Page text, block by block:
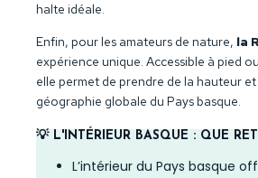
halte idéale.
Enfin, pour les amateurs de nature, la
expérience unique. Accessible à pied
elle permet de prendre de la hauteur
géographie globale du Pays basque.
💡 L'INTÉRIEUR BASQUE : QUE
L’intérieur du Pays basque